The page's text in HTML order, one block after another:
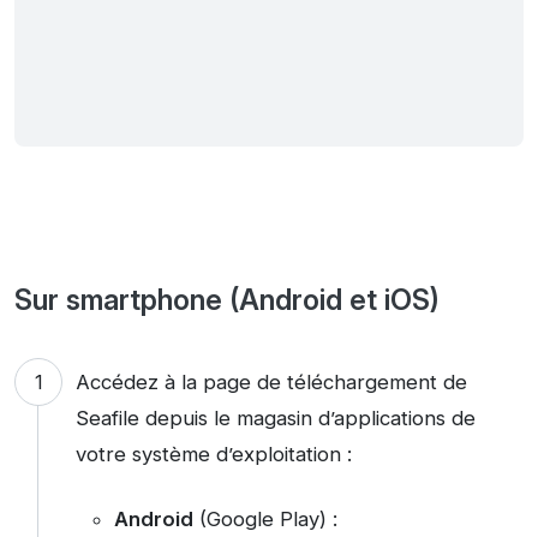
Sur smartphone (Android et iOS)
Accédez à la page de téléchargement de
Seafile depuis le magasin d’applications de
votre système d’exploitation :
Android (Google Play) :